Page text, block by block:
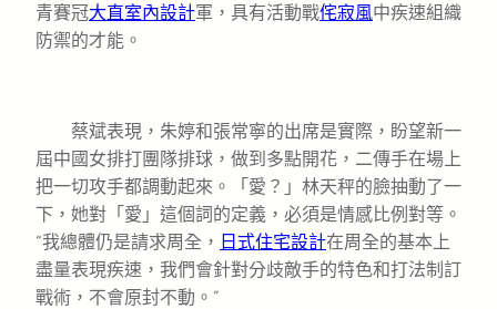
青賽冠大直室內設計軍，具有活動戰侘寂風中疾速組織
防禦的才能。
蔡斌表現，朱婷和張常寧的出席是實際，盼望新一
屆中國女排打團隊排球，做到多點開花，二傳手在場上
把一切攻手都調動起來。「愛？」林天秤的臉抽動了一
下，她對「愛」這個詞的定義，必須是情感比例對等。
“我總體仍是請求周全， 日式住宅設計在周全的基本上
盡量表現疾速，我們會針對分歧敵手的特色和打法制訂
戰術，不會原封不動。”